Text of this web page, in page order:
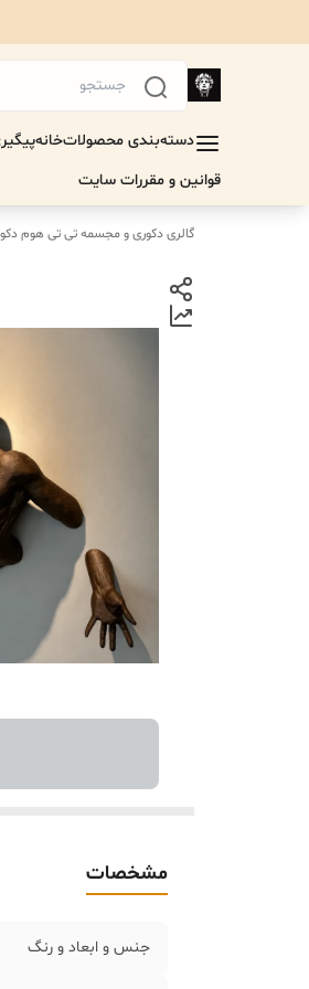
دسته‌بندی محصولاتخانه
قوانین و مقررات سایت
گالری دکوری و مجسمه تی تی هوم
مشخصات
جنس و ابعاد و رنگ